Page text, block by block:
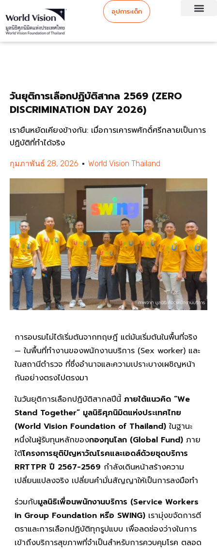
อุปการะเด็ก
วันยุติการเลือกปฏิบัติสากล 2569 (ZERO
DISCRIMINATION DAY 2026)
เรายืนหยัดเคียงข้างกัน: เมื่อการเคารพศักดิ์ศรีกลายเป็นการ
ปฏิบัติที่ทำได้จริง
กุมภาพันธ์ 28, 2026 World Vision Thailand
การอบรมไม่ได้เริ่มต้นจากทฤษฎี แต่มันเริ่มต้นในพื้นที่จริง
— ในพื้นที่ทำงานของพนักงานบริการ (Sex worker) และ
ในสถานีตำรวจ ที่ซึ่งอำนาจและความเปราะบางเผชิญหน้า
กันอย่างตรงไปตรงมา
ในวันยุติการเลือกปฏิบัติสากลปีนี้ ภายใต้แนวคิด “We
Stand Together” มูลนิธิศุภนิมิตแห่งประเทศไทย
(World Vision Foundation of Thailand) ในฐานะ
หนึ่งในผู้รับทุนหลักของกองทุนโลก (Global Fund) ภาย
ใต้โครงการยุติปัญหาวัณโรคและเอดส์ด้วยชุดบริการ
RRTTPR ปี 2567-2569 กำลังเดินหน้าสร้างความ
เปลี่ยนแปลงจริง เปลี่ยนคำมั่นสัญญาให้เป็นการลงมือทำ
ร่วมกับมูลนิธิเพื่อนพนักงานบริการ (Service Workers
in Group Foundation หรือ SWING) เรามุ่งขจัดการตี
ตราและการเลือกปฏิบัติทุกรูปแบบ เพื่อลดช่องว่างในการ
เข้าถึงบริการสุขภาพที่จำเป็นสำหรับการควบคุมโรค ตลอด